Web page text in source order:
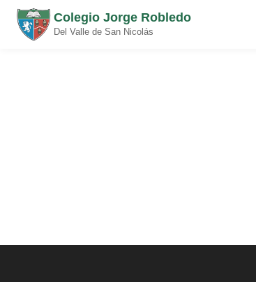
Colegio Jorge Robledo
Del Valle de San Nicolás